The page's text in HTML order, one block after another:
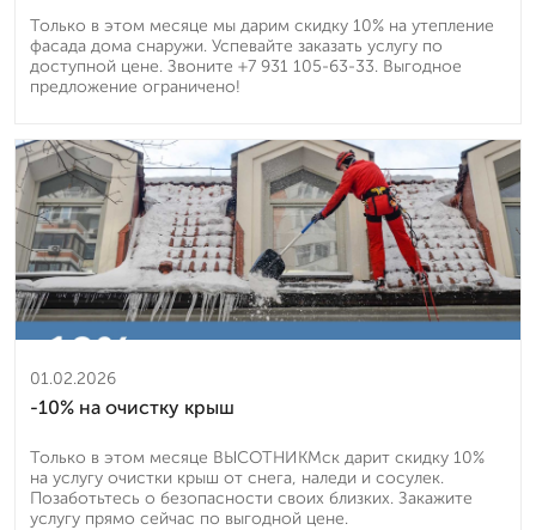
Только в этом месяце мы дарим скидку 10% на утепление
фасада дома снаружи. Успевайте заказать услугу по
доступной цене. Звоните +7 931 105-63-33. Выгодное
предложение ограничено!
01.02.2026
-10% на очистку крыш
Только в этом месяце ВЫСОТНИКМск дарит скидку 10%
на услугу очистки крыш от снега, наледи и сосулек.
Позаботьтесь о безопасности своих близких. Закажите
услугу прямо сейчас по выгодной цене.